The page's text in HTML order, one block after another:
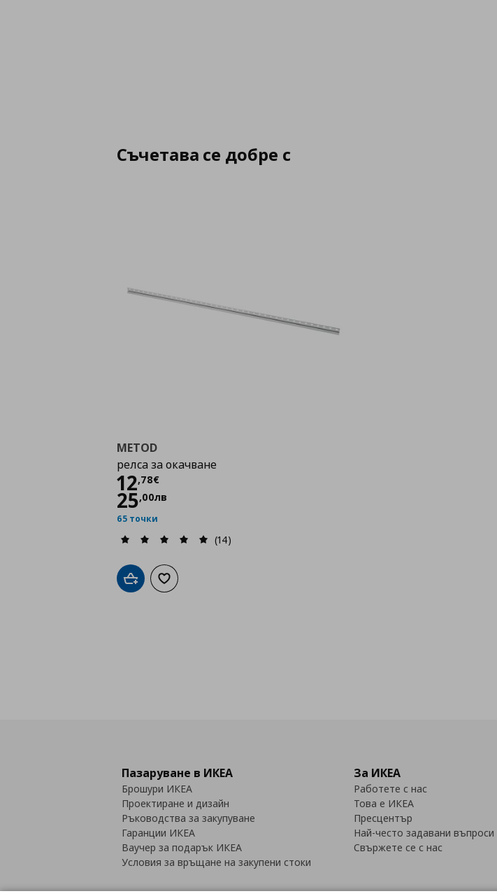
Съчетава се добре с
METOD
релса за окачване
12,78€
Цена
25,00лв
65 точки
(14)
Добави в кошницата
Добави към списъка с любими
Пазаруване в ИКЕА
Брошури ИКЕА
Проектиране и дизайн
Ръководства за закупуване
Гаранции ИКЕА
Ваучер за подарък ИКЕА
Условия за връщане на закупени стоки
За ИКЕА
Работете с нас
Това е ИКЕА
Пресцентър
Най-често задавани въпроси
Свържете се с нас